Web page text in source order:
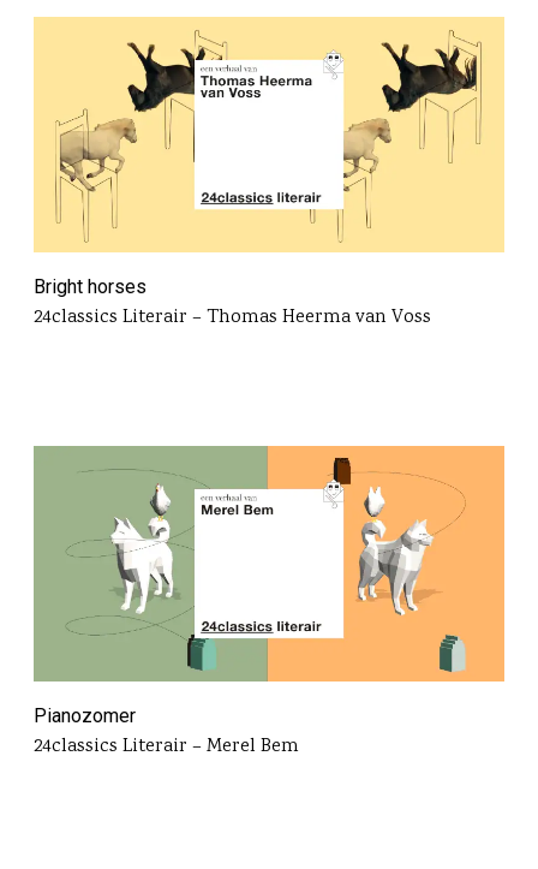
Bright horses
24classics Literair – Thomas Heerma van Voss
Pianozomer
24classics Literair – Merel Bem